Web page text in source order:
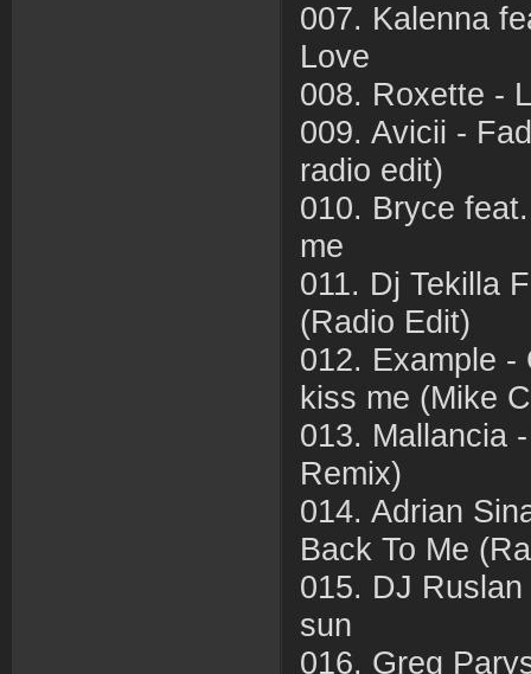
007. Kalenna
Love
008. Roxette -
009. Avicii -
radio edit)
010. Bryce
me
011. Dj Tekilla
(Radio Edit)
012. Example -
kiss me (Mike
013. Mallancia
Remix)
014. Adrian
Back To Me
015. DJ
sun
016. Greg